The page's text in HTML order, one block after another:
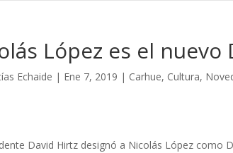
López es el
Echaide | Ene 7, 2019 | Carhue, Cultura,
David Hirtz designó a Nicolás López como